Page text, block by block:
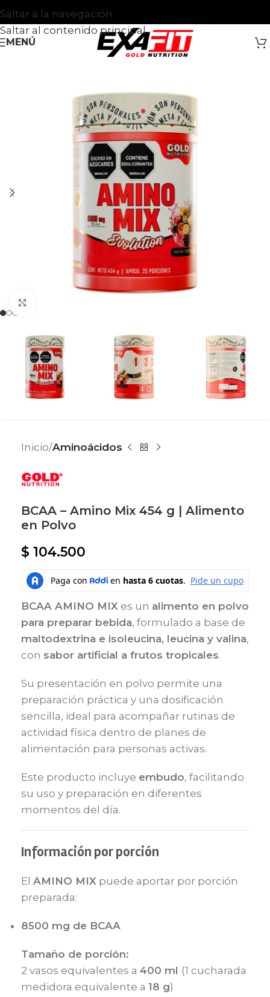
Saltar a la navegación
Saltar al contenido principal
MENÚ
Inicio Aminoácidos
BCAA – Amino Mix 454 g | Alimento
en Polvo
$ 104.500
BCAA AMINO MIX es un alimento en polvo
para preparar bebida, formulado a base de
maltodextrina e isoleucina, leucina y valina,
con sabor artificial a frutos tropicales.
Su presentación en polvo permite una
preparación práctica y una dosificación
sencilla, ideal para acompañar rutinas de
actividad física dentro de planes de
alimentación para personas activas.
Este producto incluye embudo, facilitando
su uso y preparación en diferentes
momentos del día.
Información por porción
El AMINO MIX puede aportar por porción
preparada:
8500 mg de BCAA
Tamaño de porción:
2 vasos equivalentes a 400 ml (1 cucharada
medidora equivalente a 18 g)